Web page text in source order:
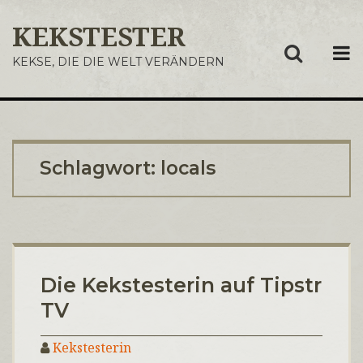
KEKSTESTER
KEKSE, DIE DIE WELT VERÄNDERN
Schlagwort: locals
Die Kekstesterin auf Tipstr
TV
Kekstesterin